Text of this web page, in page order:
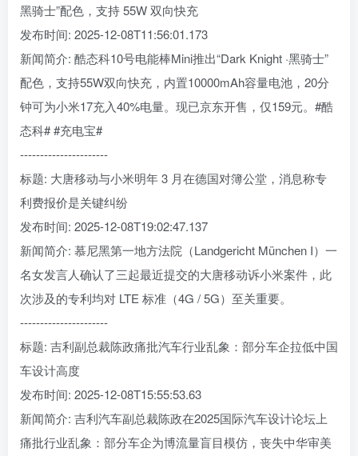
黑骑士”配色，支持 55W 双向快充
发布时间: 2025-12-08T11:56:01.173
新闻简介: 酷态科10号电能棒Mini推出“Dark Knight ·黑骑士”
配色，支持55W双向快充，内置10000mAh容量电池，20分
钟可为小米17充入40%电量。现已京东开售，仅159元。#酷
态科# #充电宝#
----------------------
标题: 大唐移动与小米明年 3 月在德国对簿公堂，消息称专
利费报价是关键纠纷
发布时间: 2025-12-08T19:02:47.137
新闻简介: 慕尼黑第一地方法院（Landgericht München I）一
名女发言人确认了三起最近提交的大唐移动诉小米案件，此
次涉及的专利均对 LTE 标准（4G / 5G）至关重要。
----------------------
标题: 吉利副总裁陈政痛批汽车行业乱象：部分车企拉低中国
车设计高度
发布时间: 2025-12-08T15:55:53.63
新闻简介: 吉利汽车副总裁陈政在2025国际汽车设计论坛上
痛批行业乱象：部分车企为博流量盲目模仿，丧失中华审美